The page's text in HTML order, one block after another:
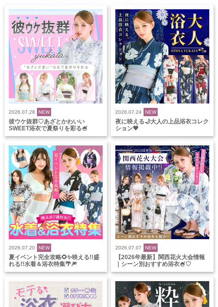
2026.07.28 NEW
彼ウケ抜群♡あざとかわいい
SWEET浴衣で夏祭りを彩る🍧
2026.07.24 NEW
夜に映える🌙大人の上品浴衣コレク
ション🖤
2026.07.20 NEW
夏イベント完全攻略🌻✨映える!!盛
れる!!水着＆浴衣特集🌴🎆
2026.07.07 NEW
【2026年最新】関西花火大会情報
｜シーン別おすすめ浴衣🍧♡